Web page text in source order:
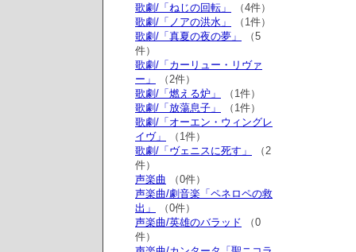
歌劇/「ねじの回転」
（4件）
歌劇/「ノアの洪水」
（1件）
歌劇/「真夏の夜の夢」
（5
件）
歌劇/「カーリュー・リヴァ
ー」
（2件）
歌劇/「燃える炉」
（1件）
歌劇/「放蕩息子」
（1件）
歌劇/「オーエン・ウィングレ
イヴ」
（1件）
歌劇/「ヴェニスに死す」
（2
件）
声楽曲 （0件）
声楽曲/劇音楽「ペネロペの救
出」
（0件）
声楽曲/英雄のバラッド （0
件）